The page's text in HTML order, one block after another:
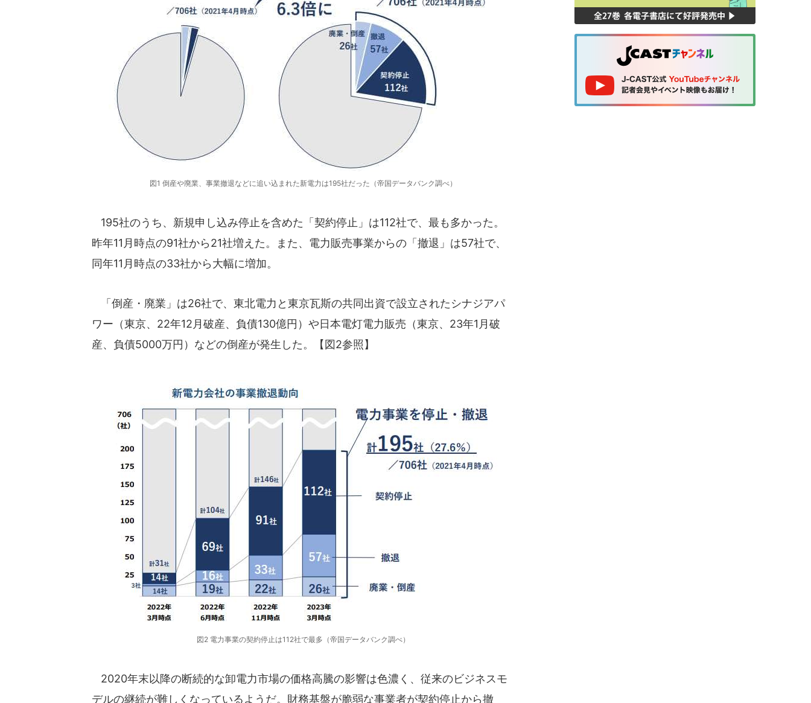
図1 倒産や廃業、事業撤退などに追い込まれた新電力は195社だった（帝国データバンク調べ）
195社のうち、新規申し込み停止を含めた「契約停止」は112社で、最も多かった。
昨年11月時点の91社から21社増えた。また、電力販売事業からの「撤退」は57社で、
同年11月時点の33社から大幅に増加。
「倒産・廃業」は26社で、東北電力と東京瓦斯の共同出資で設立されたシナジアパ
ワー（東京、22年12月破産、負債130億円）や日本電灯電力販売（東京、23年1月破
産、負債5000万円）などの倒産が発生した。【図2参照】
図2 電力事業の契約停止は112社で最多（帝国データバンク調べ）
2020年末以降の断続的な卸電力市場の価格高騰の影響は色濃く、従来のビジネスモ
デルの継続が難しくなっているようだ。財務基盤が脆弱な事業者が契約停止から撤